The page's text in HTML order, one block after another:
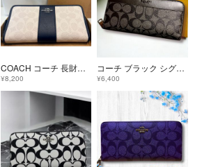
COACH コーチ 長財布 ホワイト ネイビー
¥8,200
コーチ ブラック シグネチャー メンズ 長財布
¥6,400